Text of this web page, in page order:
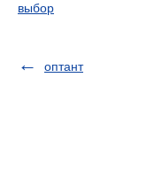
выбор
оптант